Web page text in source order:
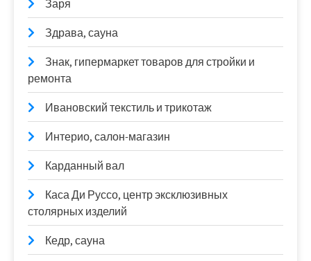
Заря
Здрава, сауна
Знак, гипермаркет товаров для стройки и
ремонта
Ивановский текстиль и трикотаж
Интерио, салон-магазин
Карданный вал
Каса Ди Руссо, центр эксклюзивных
столярных изделий
Кедр, сауна